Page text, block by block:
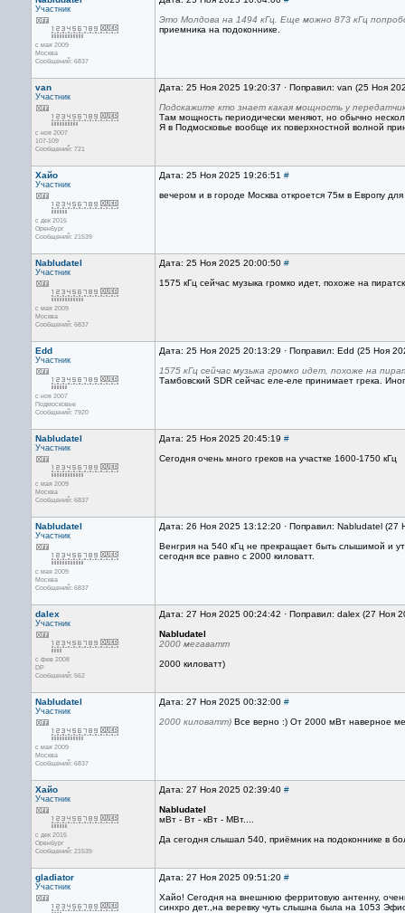
Участник
с мая 2009
Москва
Сообщений: 6837
Это Молдова на 1494 кГц. Еще можно 873 кГц
приемника на подоконнике.
van
Участник
с ноя 2007
107-109
Сообщений: 721
Дата: 25 Ноя 2025 19:20:37 · Поправил: van (25 Ноя
Подскажите кто знает какая мощность у
Там мощность периодически меняют, но обычно
Я в Подмосковье вообще их поверхностной волной
Хайо
Участник
с дек 2015
Оренбург
Сообщений: 21539
Дата: 25 Ноя 2025 19:26:51 #
вечером и в городе Москва откроется 75м в Европу
Nabludatel
Участник
с мая 2009
Москва
Сообщений: 6837
Дата: 25 Ноя 2025 20:00:50 #
1575 кГц сейчас музыка громко идет, похоже на
Edd
Участник
с ноя 2007
Подмосковье
Сообщений: 7920
Дата: 25 Ноя 2025 20:13:29 · Поправил: Edd (25 Ноя
1575 кГц сейчас музыка громко идет, похоже на
Тамбовский SDR сейчас еле-еле принимает грека.
Nabludatel
Участник
с мая 2009
Москва
Сообщений: 6837
Дата: 25 Ноя 2025 20:45:19 #
Сегодня очень много греков на участке 1600-1750 кГц
Nabludatel
Участник
с мая 2009
Москва
Сообщений: 6837
Дата: 26 Ноя 2025 13:12:20 · Поправил: Nabludatel
Венгрия на 540 кГц не прекращает быть слышимой и
сегодня все равно с 2000 киловатт.
dalex
Участник
с фев 2008
DP
Сообщений: 562
Дата: 27 Ноя 2025 00:24:42 · Поправил: dalex (27 Ноя
Nabludatel
2000 мегаватт
2000 киловатт)
Nabludatel
Участник
с мая 2009
Москва
Сообщений: 6837
Дата: 27 Ноя 2025 00:32:00 #
2000 киловатт) Все верно :) От 2000 мВт наверное
Хайо
Участник
с дек 2015
Оренбург
Сообщений: 21539
Дата: 27 Ноя 2025 02:39:40 #
Nabludatel
мВт - Вт - кВт - МВт....
Да сегодня слышал 540, приёмник на подоконнике в
gladiator
Участник
Дата: 27 Ноя 2025 09:51:20 #
Хайо! Сегодня на внешнюю ферритовую антенну,
синхро дет.,на веревку чуть слышна была на 1053